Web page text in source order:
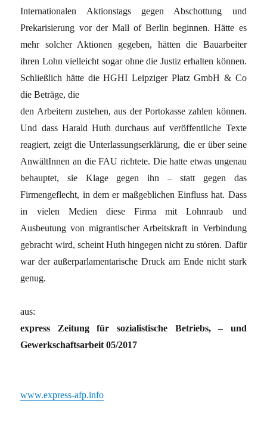
Internationalen Aktionstags gegen Abschottung und
Prekarisierung vor der Mall of Berlin beginnen. Hätte es
mehr solcher Aktionen gegeben, hätten die Bauarbeiter
ihren Lohn vielleicht sogar ohne die Justiz erhalten können.
Schließlich hätte die HGHI Leipziger Platz GmbH & Co
die Beträge, die
den Arbeitern zustehen, aus der Portokasse zahlen können.
Und dass Harald Huth durchaus auf veröffentliche Texte
reagiert, zeigt die Unterlassungserklärung, die er über seine
AnwältInnen an die FAU richtete. Die hatte etwas ungenau
behauptet, sie Klage gegen ihn – statt gegen das
Firmengeflecht, in dem er maßgeblichen Einfluss hat. Dass
in vielen Medien diese Firma mit Lohnraub und
Ausbeutung von migrantischer Arbeitskraft in Verbindung
gebracht wird, scheint Huth hingegen nicht zu stören. Dafür
war der außerparlamentarische Druck am Ende nicht stark
genug.
aus:
express Zeitung für sozialistische Betriebs, – und
Gewerkschaftsarbeit 05/2017
www.express-afp.info